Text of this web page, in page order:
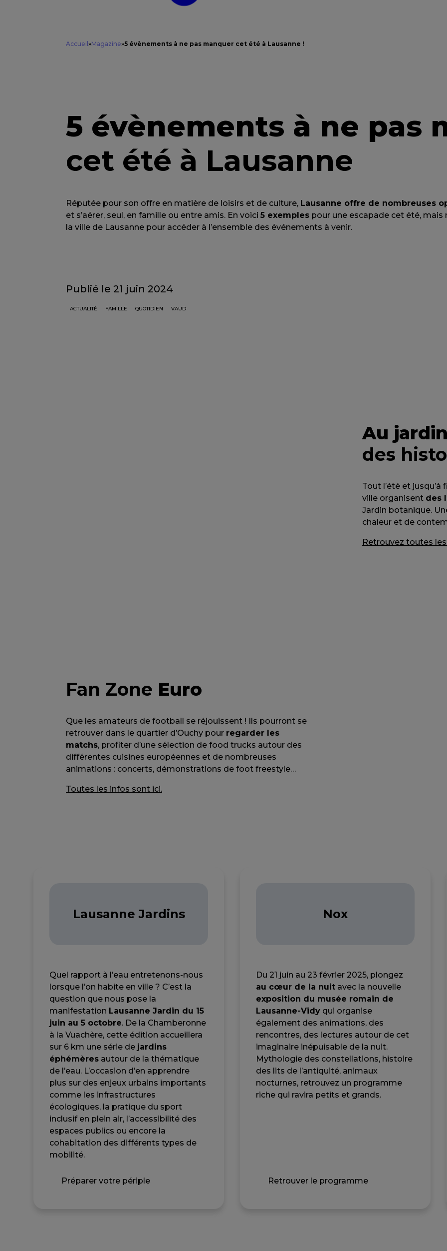
Accueil »Magazine»5 évènements à ne pas manquer cet été à Lausanne !
5 évènements à ne pas
cet été à Lausanne
Réputée pour son offre en matière de loisirs et de culture, Lausanne offre de nombreuses
et s’aérer, seul, en famille ou entre amis. En voici 5 exemples pour une escapade cet été, mais
la ville de Lausanne pour accéder à l’ensemble des événements à venir.
Publié le 21 juin 2024
ACTUALITÉ FAMILLE QUOTIDIEN VAUD
Au
des
Tout l’été et
ville organisent des
Jardin botanique.
chaleur et de
Retrouvez toutes
Fan Zone Euro
Que les amateurs de football se réjouissent ! Ils pourront se
retrouver dans le quartier d’Ouchy pour regarder les
matchs, profiter d’une sélection de food trucks autour des
différentes cuisines européennes et de nombreuses
animations : concerts, démonstrations de foot freestyle…
Toutes les infos sont ici.
Lausanne Jardins
Quel rapport à l’eau entretenons-nous
lorsque l’on habite en ville ? C’est la
question que nous pose la
manifestation Lausanne Jardin du 15
juin au 5 octobre. De la Chamberonne
à la Vuachère, cette édition accueillera
sur 6 km une série de jardins
éphémères autour de la thématique
de l’eau. L’occasion d’en apprendre
plus sur des enjeux urbains importants
comme les infrastructures
écologiques, la pratique du sport
inclusif en plein air, l’accessibilité des
espaces publics ou encore la
cohabitation des différents types de
mobilité.
Préparer votre périple
Nox
Du 21 juin au 23 février 2025, plongez
au cœur de la nuit avec la nouvelle
exposition du musée romain de
Lausanne-Vidy qui organise
également des animations, des
rencontres, des lectures autour de cet
imaginaire inépuisable de la nuit.
Mythologie des constellations, histoire
des lits de l’antiquité, animaux
nocturnes, retrouvez un programme
riche qui ravira petits et grands.
Retrouver le programme